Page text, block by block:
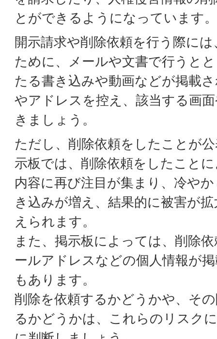
とができるようになっています。
開示請求や削除依頼を行う際に
ために、メールや文書で行うと
たる書き込みや動画などが掲載
やアドレスを控え、該当する画
きましょう。
ただし、削除依頼をしたことが
示板では、削除依頼をしたこと
内容に再び注目が集まり、冷や
き込みが増え、結果的に被害が
えられます。
また、掲示板によっては、削除
ールアドレスなどの個人情報が
もあります。
削除を依頼するかどうかや、そ
るかどうかは、これらのリスク